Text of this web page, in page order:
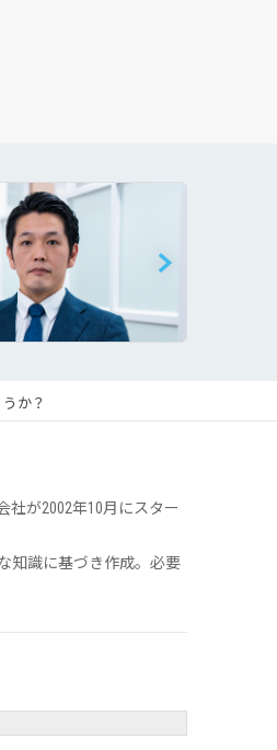
か？
が2002年10月にスター
知識に基づき作成。必要